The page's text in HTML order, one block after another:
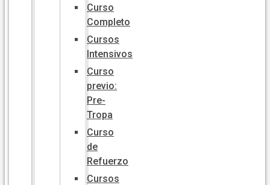
Curso
Completo
Cursos
Intensivos
Curso
previo:
Pre-
Tropa
Curso
de
Refuerzo
Cursos